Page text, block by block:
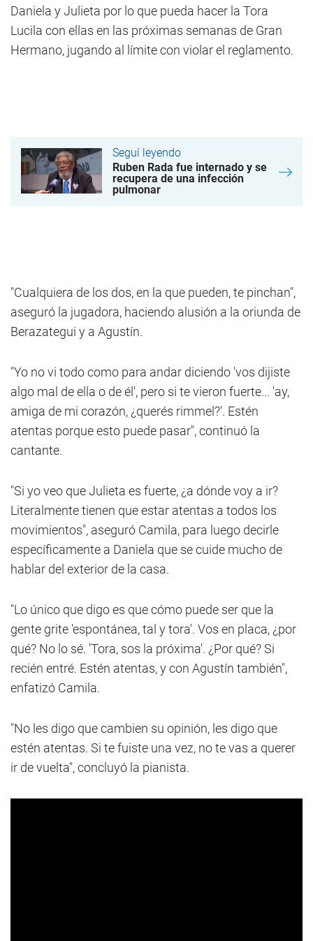
Daniela y Julieta por lo que pueda hacer la Tora
Lucila con ellas en las próximas semanas de Gran
Hermano, jugando al límite con violar el reglamento.
Seguí leyendo
Ruben Rada fue internado y se
recupera de una infección
pulmonar
"Cualquiera de los dos, en la que pueden, te pinchan",
aseguró la jugadora, haciendo alusión a la oriunda de
Berazategui y a Agustín.
"Yo no vi todo como para andar diciendo 'vos dijiste
algo mal de ella o de él', pero si te vieron fuerte... 'ay,
amiga de mi corazón, ¿querés rimmel?'. Estén
atentas porque esto puede pasar", continuó la
cantante.
"Si yo veo que Julieta es fuerte, ¿a dónde voy a ir?
Literalmente tienen que estar atentas a todos los
movimientos", aseguró Camila, para luego decirle
específicamente a Daniela que se cuide mucho de
hablar del exterior de la casa.
"Lo único que digo es que cómo puede ser que la
gente grite 'espontánea, tal y tora'. Vos en placa, ¿por
qué? No lo sé. 'Tora, sos la próxima'. ¿Por qué? Si
recién entré. Estén atentas, y con Agustín también",
enfatizó Camila.
"No les digo que cambien su opinión, les digo que
estén atentas. Si te fuiste una vez, no te vas a querer
ir de vuelta", concluyó la pianista.